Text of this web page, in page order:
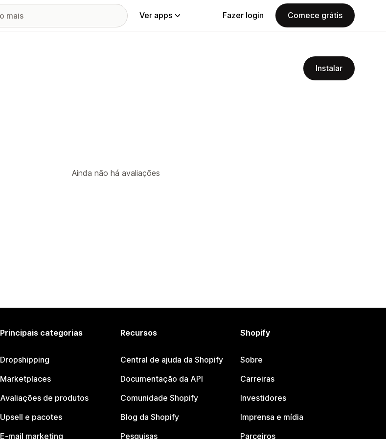
Ver apps Fazer login Comece grátis
Instalar
Ainda não há avaliações
Principais categorias
Dropshipping
Marketplaces
Avaliações de produtos
Upsell e pacotes
E-mail marketing
Recursos
Central de ajuda da Shopify
Documentação da API
Comunidade Shopify
Blog da Shopify
Pesquisas
Shopify
Sobre
Carreiras
Investidores
Imprensa e mídia
Parceiros